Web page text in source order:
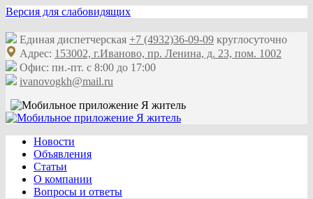
Версия для слабовидящих
Единая диспетчерская +7 (4932)36-09-09 круглосуточно
Адрес: 153002, г.Иваново, пр. Ленина, д. 23, пом. 1002
Офис: пн.-пт. с 8:00 до 17:00
ivanovogkh@mail.ru
Новости
Объявления
Статьи
О компании
Вопросы и ответы